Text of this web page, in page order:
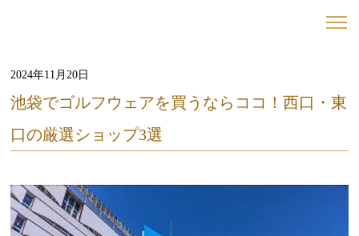
2024年11月20日
池袋でゴルフウェアを買うならココ！西口・東
口の厳選ショップ3選